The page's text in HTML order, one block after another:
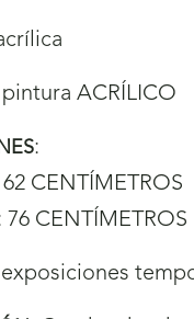
pintura ACRÍLICO
:
CENTÍMETROS
CENTÍMETROS
exposiciones